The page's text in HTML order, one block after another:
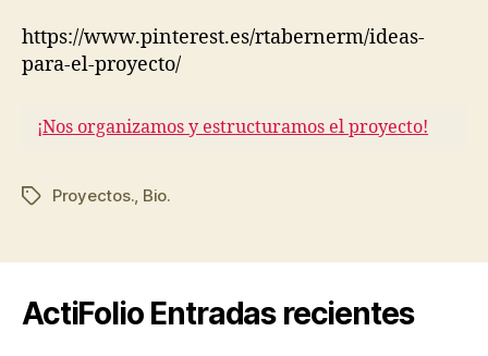
https://www.pinterest.es/rtabernerm/ideas-
para-el-proyecto/
¡Nos organizamos y estructuramos el proyecto!
Etiquetas
Proyectos. Bio.
ActiFolio Entradas recientes